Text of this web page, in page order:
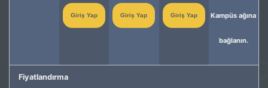
Giriş Yap Giriş Yap Giriş Yap Kampüs ağına
bağlanın.
Fiyatlandırma